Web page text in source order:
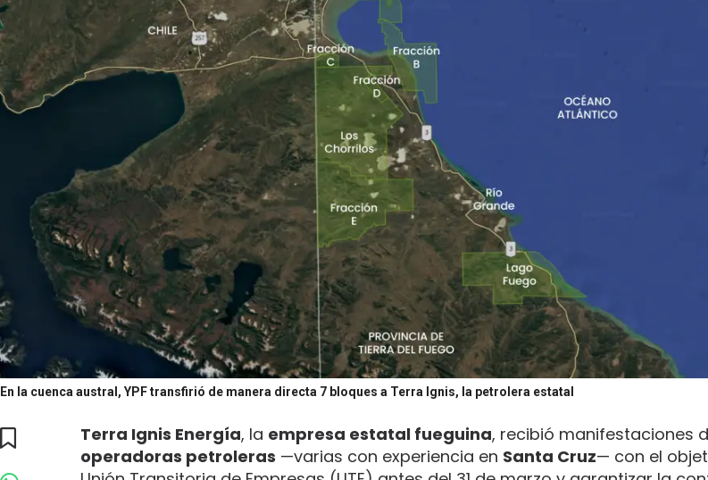
En la cuenca austral, YPF transfirió de manera directa 7 bloques a Terra Ignis, la petrolera estatal
Terra Ignis Energía, la empresa estatal fueguina, recibió manifestaciones
operadoras petroleras —varias con experiencia en Santa Cruz— con el